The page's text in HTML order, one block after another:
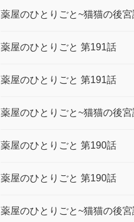
薬屋のひとりごと~猫猫の後
薬屋のひとりごと 第191話
薬屋のひとりごと 第191話
薬屋のひとりごと~猫猫の後
薬屋のひとりごと 第190話
薬屋のひとりごと 第190話
薬屋のひとりごと~猫猫の後